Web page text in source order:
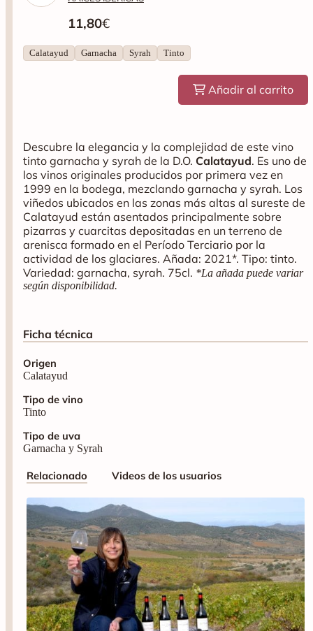
11,80€
Calatayud Garnacha Syrah Tinto
Añadir al carrito
Descubre la elegancia y la complejidad de este vino
tinto garnacha y syrah de la D.O. Calatayud. Es uno de
los vinos originales producidos por primera vez en
1999 en la bodega, mezclando garnacha y syrah. Los
viñedos ubicados en las zonas más altas al sureste de
Calatayud están asentados principalmente sobre
pizarras y cuarcitas depositadas en un terreno de
arenisca formado en el Período Terciario por la
actividad de los glaciares. Añada: 2021*. Tipo: tinto.
Variedad: garnacha, syrah. 75cl. *La añada puede variar
según disponibilidad.
Ficha técnica
Origen
Calatayud
Tipo de vino
Tinto
Tipo de uva
Garnacha y Syrah
Relacionado Videos de los usuarios